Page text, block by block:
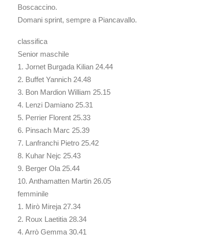
Boscaccino.
Domani sprint, sempre a Piancavallo.
classifica
Senior maschile
1. Jornet Burgada Kilian 24.44
2. Buffet Yannich 24.48
3. Bon Mardion William 25.15
4. Lenzi Damiano 25.31
5. Perrier Florent 25.33
6. Pinsach Marc 25.39
7. Lanfranchi Pietro 25.42
8. Kuhar Nejc 25.43
9. Berger Ola 25.44
10. Anthamatten Martin 26.05
femminile
1. Mirò Mireja 27.34
2. Roux Laetitia 28.34
4. Arrò Gemma 30.41